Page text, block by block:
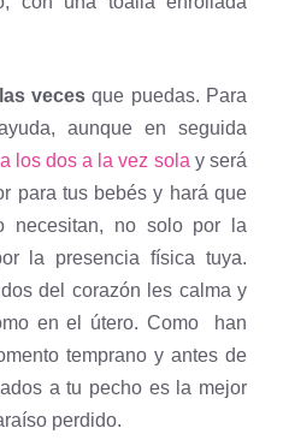
vecesque puedas. Para
aunque en seguida
los dos a la vez sola y será
para tus bebés y hará que
necesitan, no solo por la
la presencia física tuya.
del corazón les calma y
en el útero. Como han
temprano y antes de
a tu pecho es la mejor
perdido.